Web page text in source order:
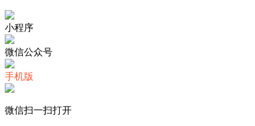
小程序
微信公众号
手机版
微信扫一扫打开